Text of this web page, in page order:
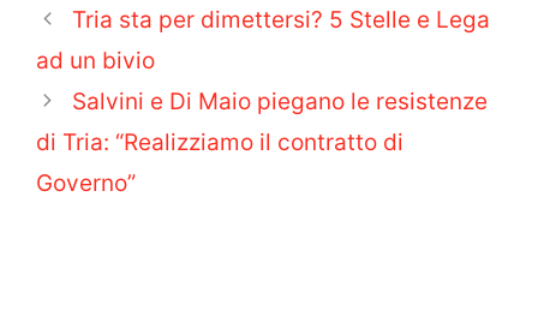
Tria sta per dimettersi? 5 Stelle e Lega
ad un bivio
Salvini e Di Maio piegano le resistenze
di Tria: “Realizziamo il contratto di
Governo”